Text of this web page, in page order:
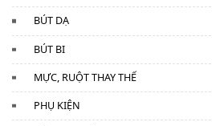
BÚT DẠ
BÚT BI
MỰC, RUỘT THAY THẾ
PHỤ KIỆN